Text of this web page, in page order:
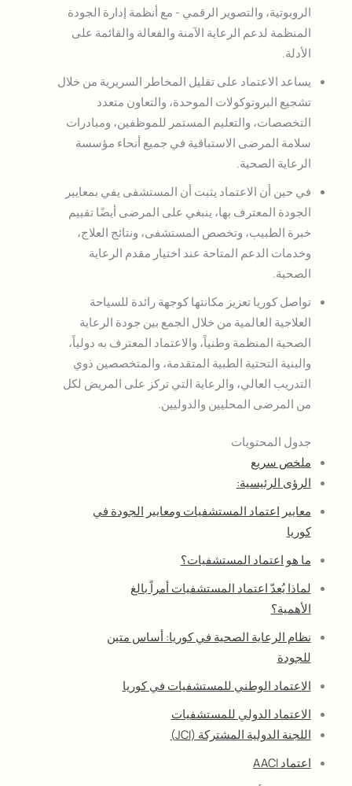
الروبوتية، والتصوير الرقمي - مع أنظمة إدارة الجودة
المنظمة لدعم الرعاية الآمنة والفعالة والقائمة على
الأدلة.
يساعد الاعتماد على تقليل المخاطر السريرية من خلال
تشجيع البروتوكولات الموحدة، والتعاون متعدد
التخصصات، والتعليم المستمر للموظفين، ومبادرات
سلامة المرضى الاستباقية في جميع أنحاء مؤسسة
الرعاية الصحية.
في حين أن الاعتماد يثبت أن المستشفى يفي بمعايير
الجودة المعترف بها، ينبغي على المرضى أيضًا تقييم
خبرة الطبيب، وتخصص المستشفى، ونتائج العلاج،
وخدمات الدعم المتاحة عند اختيار مقدم الرعاية
الصحية.
تواصل كوريا تعزيز مكانتها كوجهة رائدة للسياحة
العلاجية العالمية من خلال الجمع بين جودة الرعاية
الصحية المنظمة وطنياً، والاعتماد المعترف به دولياً،
والبنية التحتية الطبية المتقدمة، والمتخصصين ذوي
التدريب العالي، والرعاية التي تركز على المريض لكل
من المرضى المحليين والدوليين.
جدول المحتويات
ملخص سريع
الرؤى الرئيسية:
معايير اعتماد المستشفيات ومعايير الجودة في
كوريا
ما هو اعتماد المستشفيات؟
لماذا يُعدّ اعتماد المستشفيات أمراً بالغ
الأهمية؟
نظام الرعاية الصحية في كوريا: أساس متين
للجودة
الاعتماد الوطني للمستشفيات في كوريا
الاعتماد الدولي للمستشفيات
اللجنة الدولية المشتركة (JCI)
اعتماد AACI